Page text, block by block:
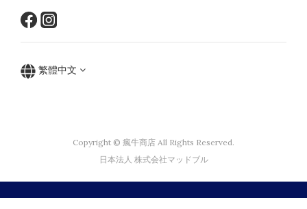
繁體中文
Copyright © 瘋牛商店 All Rights Reserved.
日本法人 株式会社マッドブル